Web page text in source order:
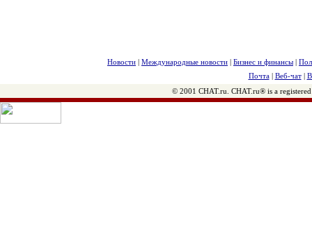
Новости | Международные новости | Бизнес и финансы |
Почта| Веб-чат|
© 2001 CHAT.ru. CHAT.ru® is a